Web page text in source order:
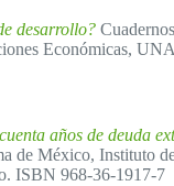
desarrollo?
Económicas,
años de deuda
de México, Instituto
ISBN 968-36-1917-7